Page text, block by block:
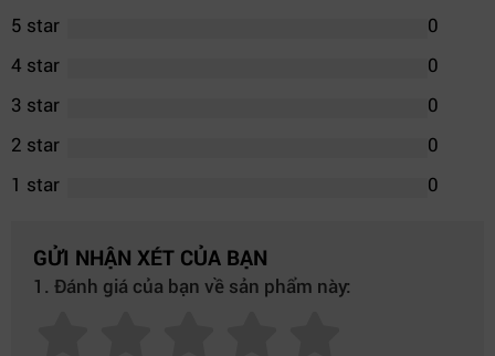
5 star
0
4 star
0
3 star
0
2 star
0
1 star
0
GỬI NHẬN XÉT CỦA BẠN
1. Đánh giá của bạn về sản phẩm này: